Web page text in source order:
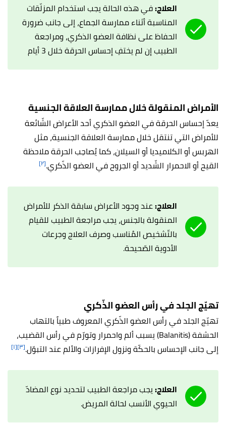
العلاج:في هذه الحالة يجب استخدام المزلّقات
المناسبة أثناء ممارسة الجماع، إلى جانب ضرورة
الحفاظ على نظافة العضو الذكري، ومراجعة
الطبيب إن لم يختفِ إحساس الحرقة خلال 3 أيام
الأمراض المنقولة خلال ممارسة العلاقة الجنسية
يعدّ إحساس الحرقة في العضو الذكري أحد الأعراض الشّائعة
للأمراض التي تنتقل خلال ممارسة العلاقة الجنسية، مثل
الهربس أو الكلاميديا أو السيلان، كما يُصاحِب الحرقة ملاحظة
القيح أو الاحمرار الشّديد أو الجروح في العضو الذّكري.[٢]
العلاج:عند وجود الأعراض سابقة الذكر للأمراض
المنقولة بالجنس، يجب مراجعة الطبيب للقيام
بالتّشخيص المُناسب وصرف العلاج وجرعات
الأدوية الصّحيحة.
تهيّج الجلد في رأس العضو الذّكري
تهيّج الجلد في رأس العضو الذّكري المعروف طبياً بالتهاب
الحشفة (Balanitis) يسبب ألم واحمرار وتورّم في رأس القضيب،
إلى جانب الإحساس بالحكّة ونزول الإفرازات والألم عند التبوّل.[٣] [١]
العلاج:يجب مراجعة الطبيب لتحديد نوع المضادّ
الحيوي الأنسب لحالة المريض.